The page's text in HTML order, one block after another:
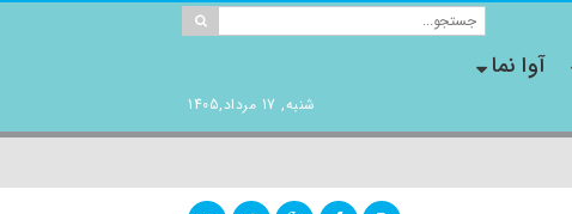
شنبه, 17 مرداد,1405
آوا نما